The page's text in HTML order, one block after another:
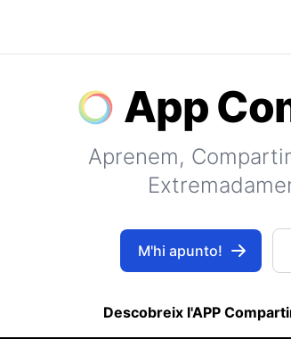
App
Aprenem,
M'hi apunto!
Descobreix l'APP